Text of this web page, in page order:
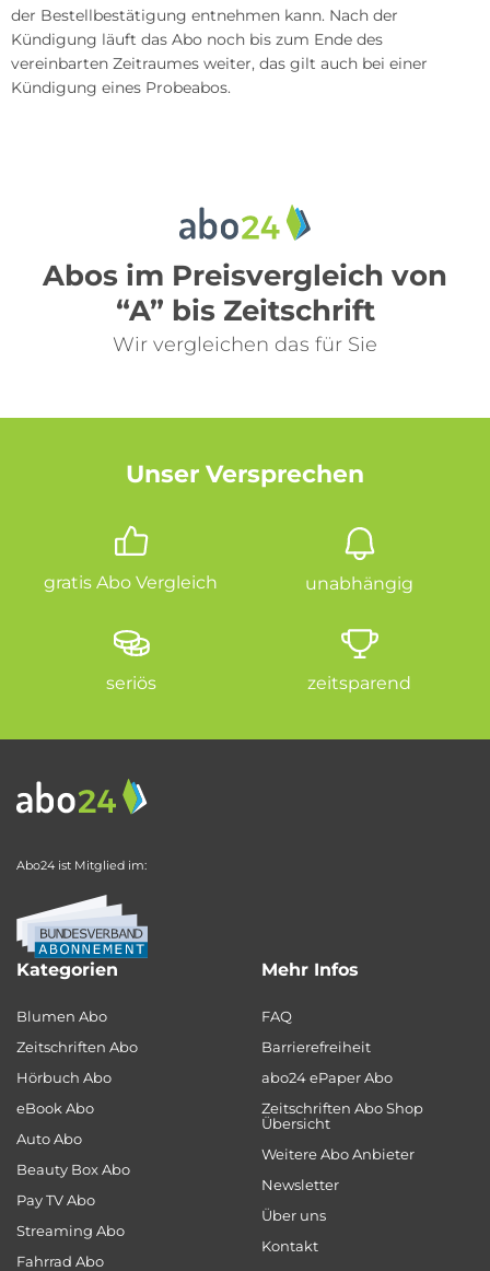
der Bestellbestätigung entnehmen kann. Nach der
Kündigung läuft das Abo noch bis zum Ende des
vereinbarten Zeitraumes weiter, das gilt auch bei einer
Kündigung eines Probeabos.
Abos im Preisvergleich von
“A” bis Zeitschrift
Wir vergleichen das für Sie
Unser Versprechen
gratis Abo Vergleich unabhängig
seriös zeitsparend
Abo24 ist Mitglied im:
Kategorien
Blumen Abo
Zeitschriften Abo
Hörbuch Abo
eBook Abo
Auto Abo
Beauty Box Abo
Pay TV Abo
Streaming Abo
Fahrrad Abo
Mehr Infos
FAQ
Barrierefreiheit
abo24 ePaper Abo
Zeitschriften Abo Shop
Übersicht
Weitere Abo Anbieter
Newsletter
Über uns
Kontakt